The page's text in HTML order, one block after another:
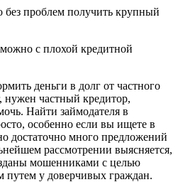
без проблем получить крупный
с плохой кредитной
деньги в долг от частного
нужен частный кредитор,
Найти займодателя в
особенно если вы ищете в
достаточно много предложений
рассмотрении выясняется,
мошенниками с целью
у доверчивых граждан.